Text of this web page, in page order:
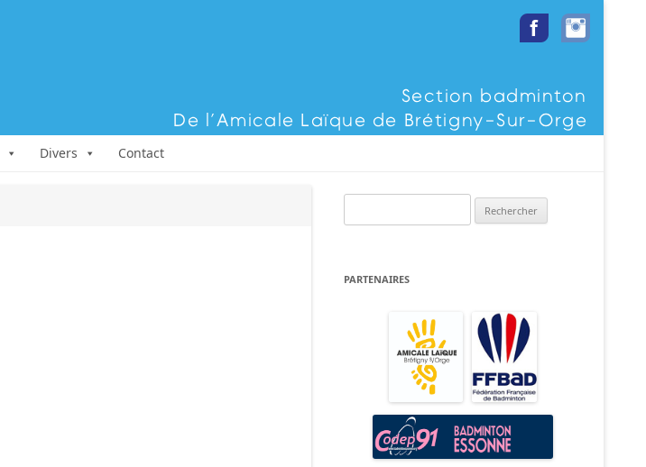
Aller au contenu
Divers Contact
PARTENAIRES